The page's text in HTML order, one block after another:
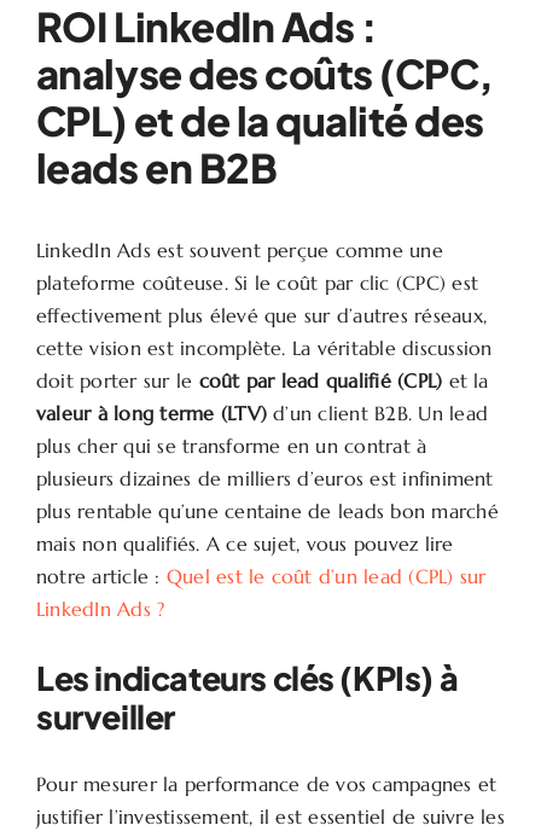
ROI LinkedIn Ads :
analyse des coûts (CPC,
CPL) et de la qualité des
leads en B2B
LinkedIn Ads est souvent perçue comme une
plateforme coûteuse. Si le coût par clic (CPC) est
effectivement plus élevé que sur d’autres réseaux,
cette vision est incomplète. La véritable discussion
doit porter sur le coût par lead qualifié (CPL) et la
valeur à long terme (LTV)d’un client B2B. Un lead
plus cher qui se transforme en un contrat à
plusieurs dizaines de milliers d’euros est infiniment
plus rentable qu’une centaine de leads bon marché
mais non qualifiés. A ce sujet, vous pouvez lire
notre article : Quel est le coût d’un lead (CPL) sur
LinkedIn Ads ?
Les indicateurs clés (KPIs) à
surveiller
Pour mesurer la performance de vos campagnes et
justifier l’investissement, il est essentiel de suivre les